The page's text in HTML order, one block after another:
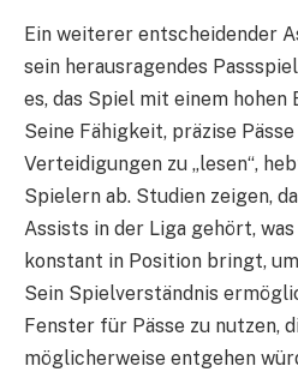
Ein weiterer entscheidender
sein herausragendes
es, das Spiel mit einem hohen
Seine Fähigkeit, präzise
Verteidigungen zu „lesen“,
Spielern ab. Studien zeigen,
Assists in der Liga gehört,
konstant in Position bringt,
Sein Spielverständnis
Fenster für Pässe zu nutzen,
möglicherweise entgehen